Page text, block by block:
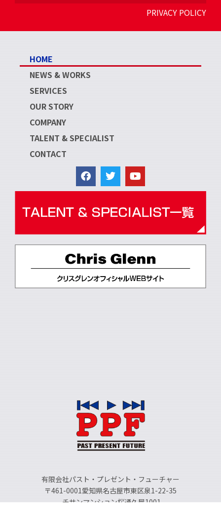
PRIVACY POLICY
HOME
NEWS & WORKS
SERVICES
OUR STORY
COMPANY
TALENT & SPECIALIST
CONTACT
有限会社パスト・プレゼント・フューチャー
〒461-0001愛知県名古屋市東区泉1-22-35
チサンマンション桜通久屋1001